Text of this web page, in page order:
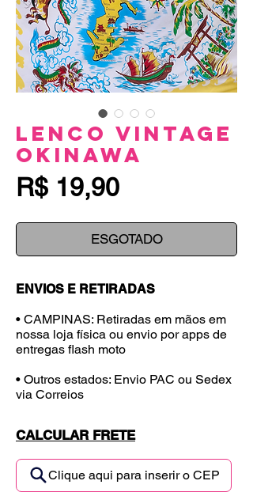
Lenco Vintage
Okinawa
R$ 19,90Preço
ESGOTADO
ENVIOS E RETIRADAS
• CAMPINAS: Retiradas em mãos em
nossa loja física ou envio por apps de
entregas flash moto
• Outros estados: Envio PAC ou Sedex
via Correios
CALCULAR FRETE
Clique aqui para inserir o CEP